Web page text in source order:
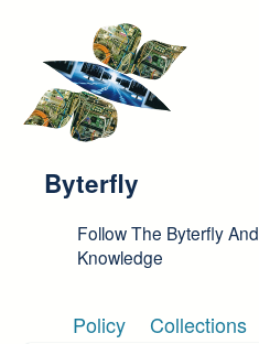
Byterfly
Follow The Byterfly
Knowledge
Policy Collections